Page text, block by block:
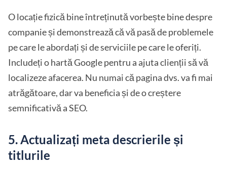
O locație fizică bine întreținută vorbește bine despre
companie și demonstrează că vă pasă de problemele
pe care le abordați și de serviciile pe care le oferiți.
Includeți o hartă Google pentru a ajuta clienții să vă
localizeze afacerea. Nu numai că pagina dvs. va fi mai
atrăgătoare, dar va beneficia și de o creștere
semnificativă a SEO.
5. Actualizați meta descrierile și
titlurile